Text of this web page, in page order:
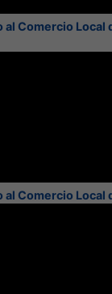
al Comercio Local
al Comercio Local